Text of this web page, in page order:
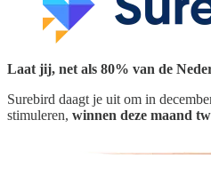
Laat jij, net als 80% van de
Surebird daagt je uit om in
stimuleren, winnen deze maand